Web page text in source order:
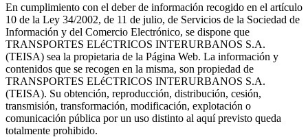
En cumplimiento con el deber de información recogido en el artículo
10 de la Ley 34/2002, de 11 de julio, de Servicios de la Sociedad de
Información y del Comercio Electrónico, se dispone que
TRANSPORTES ELéCTRICOS INTERURBANOS S.A.
(TEISA) sea la propietaria de la Página Web. La información y
contenidos que se recogen en la misma, son propiedad de
TRANSPORTES ELéCTRICOS INTERURBANOS S.A.
(TEISA). Su obtención, reproducción, distribución, cesión,
transmisión, transformación, modificación, explotación o
comunicación pública por un uso distinto al aquí previsto queda
totalmente prohibido.